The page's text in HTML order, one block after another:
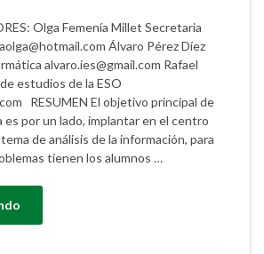
Olga Femenía Millet Secretaria
Álvaro Pérez Díez
alvaro.ies@gmail.com Rafael
estudios de la ESO
RESUMEN El objetivo principal de
por un lado, implantar en el centro
de análisis de la información, para
tienen los alumnos …